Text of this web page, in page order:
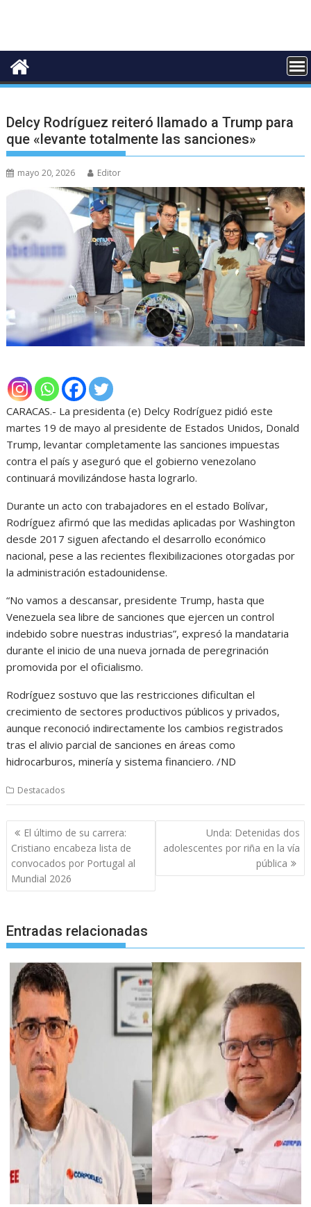
Delcy Rodríguez reiteró llamado a Trump para
que «levante totalmente las sanciones»
mayo 20, 2026 Editor
CARACAS.- La presidenta (e) Delcy Rodríguez pidió este
martes 19 de mayo al presidente de Estados Unidos, Donald
Trump, levantar completamente las sanciones impuestas
contra el país y aseguró que el gobierno venezolano
continuará movilizándose hasta lograrlo.
Durante un acto con trabajadores en el estado Bolívar,
Rodríguez afirmó que las medidas aplicadas por Washington
desde 2017 siguen afectando el desarrollo económico
nacional, pese a las recientes flexibilizaciones otorgadas por
la administración estadounidense.
“No vamos a descansar, presidente Trump, hasta que
Venezuela sea libre de sanciones que ejercen un control
indebido sobre nuestras industrias”, expresó la mandataria
durante el inicio de una nueva jornada de peregrinación
promovida por el oficialismo.
Rodríguez sostuvo que las restricciones dificultan el
crecimiento de sectores productivos públicos y privados,
aunque reconoció indirectamente los cambios registrados
tras el alivio parcial de sanciones en áreas como
hidrocarburos, minería y sistema financiero. /ND
Destacados
Navegación
de
entradas
El último de su carrera:
Cristiano encabeza lista de
convocados por Portugal al
Mundial 2026
Unda: Detenidas dos
adolescentes por riña en la vía
pública
Entradas relacionadas